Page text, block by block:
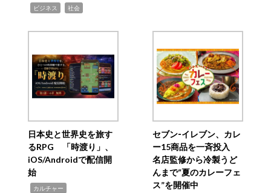
ビジネス 社会
日本史と世界史を旅す
るRPG 「時渡り」、
iOS/Androidで配信開
始
カルチャー
セブン‐イレブン、カレ
ー15商品を一斉投入
名店監修から冷製うど
んまで“夏のカレーフェ
ス”を開催中